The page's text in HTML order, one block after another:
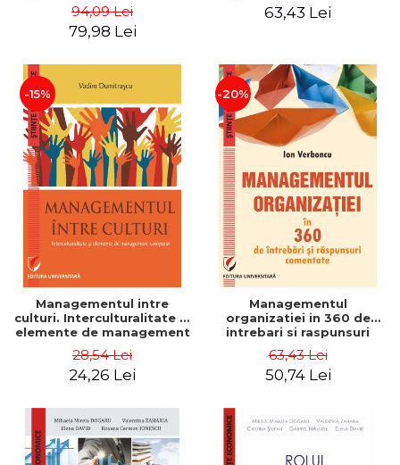
Nicolescu, Ciprian
Nicolescu
94,09 Lei
79,98 Lei
63,43 Lei
-15%
Managementul intre
culturi. Interculturalitate si
elemente de management
Dumitrascu
28,54 Lei
24,26 Lei
-20%
Managementul
organizatiei in 360 de
intrebari si raspunsuri
63,43 Lei
50,74 Lei